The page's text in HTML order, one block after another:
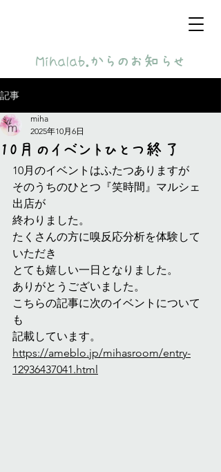
​Mihalab.からのお知らせ
記事
10月のイベントひとつ終了
miha
2025年10月6日
10月のイベントはふたつありますが
そのうちのひとつ『笑時間』マルシェ
出店が
終わりました。
たくさんの方に嗅反応分析を体験して
いただき
とても嬉しい一日となりました。
ありがとうございました。
こちらの記事に次のイベントについて
も
記載しています。
https://ameblo.jp/mihasroom/entry-
12936437041.html